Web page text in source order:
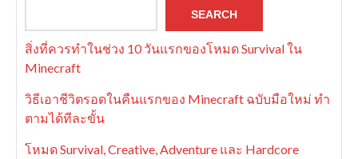
SEARCH
สิ่งที่ควรทำในช่วง 10 วันแรกของโหมด Survival ใน
Minecraft
วิธีเอาชีวิตรอดในคืนแรกของ Minecraft ฉบับมือใหม่ ทำ
ตามได้ทีละขั้น
โหมด Survival, Creative, Adventure และ Hardcore